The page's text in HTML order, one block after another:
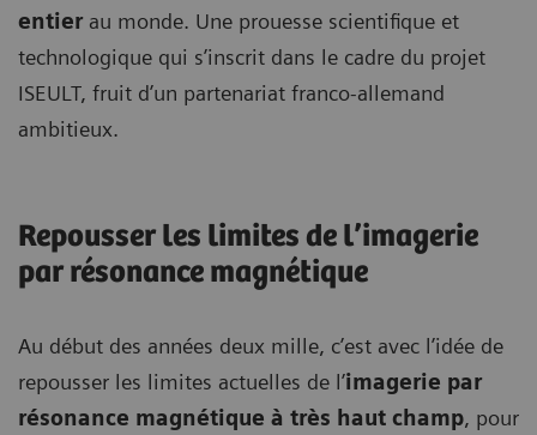
entierau monde. Une prouesse scientifique et
technologique qui s’inscrit dans le cadre du projet
ISEULT, fruit d’un partenariat franco-allemand
ambitieux.
Repousser les limites de l’imagerie
par résonance magnétique
Au début des années deux mille, c’est avec l’idée de
repousser les limites actuelles de l’imagerie par
résonance magnétique à très haut champ, pour